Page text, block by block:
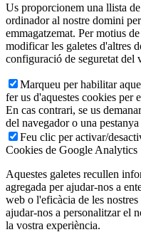
Us proporcionem una llista
ordinador al nostre domini
emmagatzemat. Per motius
modificar les galetes d'altres
configuració de seguretat del
Marqueu per habilitar
fer us d'aquestes cookies per
En cas contrari, se us
del navegador o una
Feu clic per activar/
Cookies de Google Analytics
Aquestes galetes recullen
agregada per ajudar-nos a
web o l'eficàcia de les
ajudar-nos a personalitzar el
la vostra experiència.